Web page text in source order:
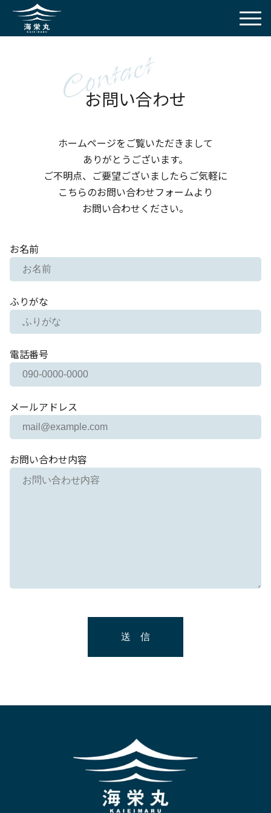
お問い合わせ
Contact
ホームページをご覧いただきまして
ありがとうございます。
ご不明点、ご要望ございましたらご気軽に
こちらのお問い合わせフォームより
お問い合わせください。
お名前
ふりがな
電話番号
メールアドレス
お問い合わせ内容